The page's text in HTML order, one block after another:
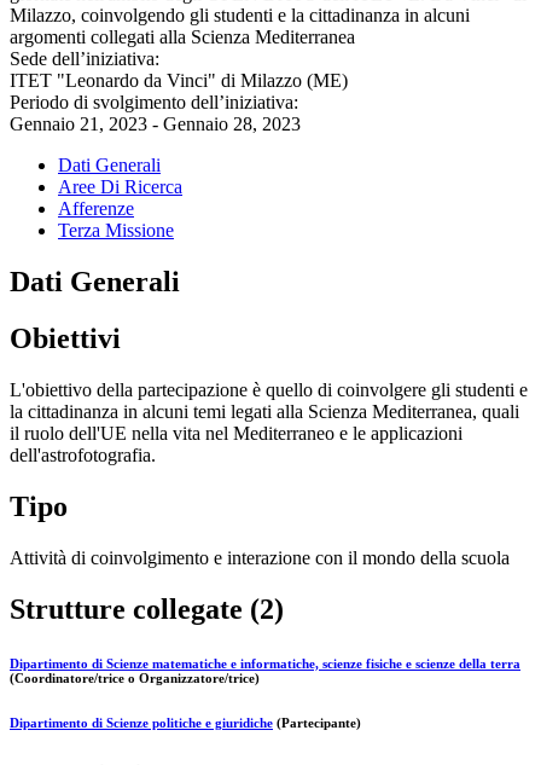
Milazzo, coinvolgendo gli studenti e la cittadinanza in alcuni
argomenti collegati alla Scienza Mediterranea
Sede dell’iniziativa:
ITET "Leonardo da Vinci" di Milazzo (ME)
Periodo di svolgimento dell’iniziativa:
Gennaio 21, 2023 - Gennaio 28, 2023
Dati Generali
Aree Di Ricerca
Afferenze
Terza Missione
Dati Generali
Obiettivi
L'obiettivo della partecipazione è quello di coinvolgere gli studenti e
la cittadinanza in alcuni temi legati alla Scienza Mediterranea, quali
il ruolo dell'UE nella vita nel Mediterraneo e le applicazioni
dell'astrofotografia.
Tipo
Attività di coinvolgimento e interazione con il mondo della scuola
Strutture collegate (2)
Dipartimento di Scienze matematiche e informatiche, scienze fisiche e scienze della terra
(Coordinatore/trice o Organizzatore/trice)
Dipartimento di Scienze politiche e giuridiche (Partecipante)